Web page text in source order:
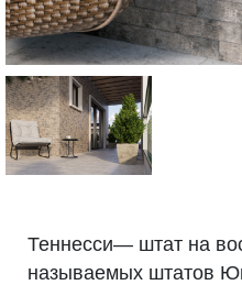
Теннесси— штат на
называемых штатов